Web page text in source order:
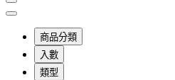
商品分類
入數
類型